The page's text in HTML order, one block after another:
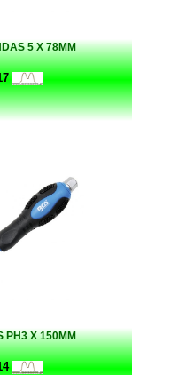
5 X 78MM
PH3 X 150MM